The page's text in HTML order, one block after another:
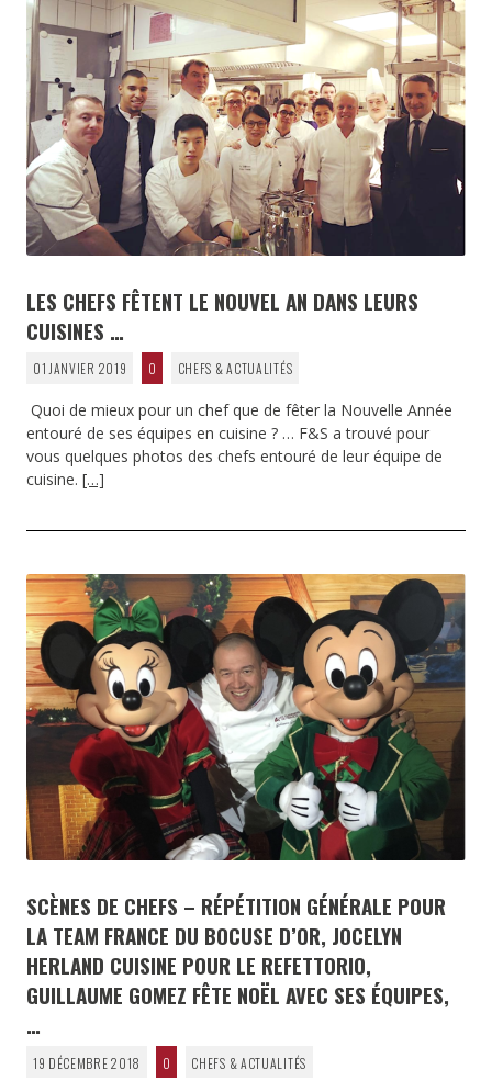
LES CHEFS FÊTENT LE NOUVEL AN DANS LEURS
CUISINES …
01 JANVIER 2019 0 CHEFS & ACTUALITÉS
Quoi de mieux pour un chef que de fêter la Nouvelle Année
entouré de ses équipes en cuisine ? … F&S a trouvé pour
vous quelques photos des chefs entouré de leur équipe de
cuisine. […]
SCÈNES DE CHEFS – RÉPÉTITION GÉNÉRALE POUR
LA TEAM FRANCE DU BOCUSE D’OR, JOCELYN
HERLAND CUISINE POUR LE REFETTORIO,
GUILLAUME GOMEZ FÊTE NOËL AVEC SES ÉQUIPES,
…
19 DÉCEMBRE 2018 0 CHEFS & ACTUALITÉS